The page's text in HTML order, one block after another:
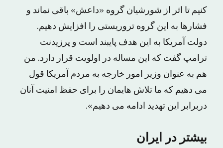
کنیم تا اثر از شورشیان گروه «داعش» باقی نماند و
فشارها به این گروه تروریستی را افزایش دهیم.
دولت آمریکا به این هدف پایبند است و پرزیدنت
ترامپ گفت که این مساله در اولویت قرار دارد. من
هم به عنوان وزیر امور خارجه به مردم آمریکا قول
می دهیم که ما تلاش هایمان را برای حفظ امنیت آنان
دربرابر این تهدید ادامه می دهیم».
بیشتر در ایران